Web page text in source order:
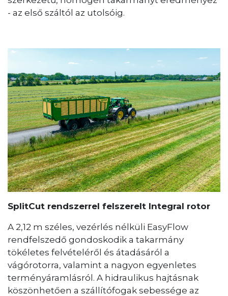
- az első száltól az utolsóig.
SplitCut rendszerrel felszerelt Integral rotor
A 2,12 m széles, vezérlés nélküli EasyFlow
rendfelszedő gondoskodik a takarmány
tökéletes felvételéről és átadásáról a
vágórotorra, valamint a nagyon egyenletes
terményáramlásról. A hidraulikus hajtásnak
köszönhetően a szállítófogak sebessége az